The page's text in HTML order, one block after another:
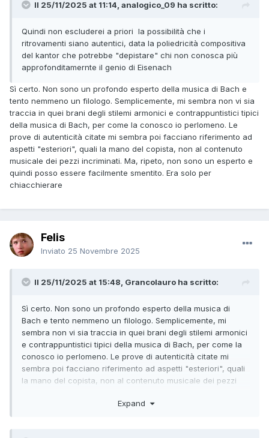
Il 25/11/2025 at 11:14, analogico_09 ha scritto:
Quindi non escluderei a priori la possibilità che i
ritrovamenti siano autentici, data la poliedricità compositiva
del kantor che potrebbe "depistare" chi non conosca più
approfonditamernte il genio di Eisenach
Sì certo. Non sono un profondo esperto della musica di Bach e
tento nemmeno un filologo. Semplicemente, mi sembra non vi sia
traccia in quei brani degli stilemi armonici e contrappuntistici tipici
della musica di Bach, per come la conosco io perlomeno. Le
prove di autenticità citate mi sembra poi facciano riferimento ad
aspetti "esteriori", quali la mano del copista, non al contenuto
musicale dei pezzi incriminati. Ma, ripeto, non sono un esperto e
quindi posso essere facilmente smentito. Era solo per
chiacchierare
Felis
Inviato 25 Novembre 2025
Il 25/11/2025 at 15:48, Grancolauro ha scritto:
Sì certo. Non sono un profondo esperto della musica di
Bach e tento nemmeno un filologo. Semplicemente, mi
sembra non vi sia traccia in quei brani degli stilemi armonici
e contrappuntistici tipici della musica di Bach, per come la
conosco io perlomeno. Le prove di autenticità citate mi
sembra poi facciano riferimento ad aspetti "esteriori", quali
la mano del copista, non al contenuto musicale dei pezzi
essere facilmente smentito. Era solo per chiacchierare
Expand